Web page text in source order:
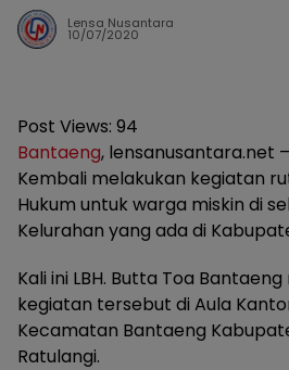
Lensa Nusantara
10/07/2020
Post Views: 94
Bantaeng, lensanusantara.net
Kembali melakukan kegiatan
Hukum untuk warga miskin di
Kelurahan yang ada di
Kali ini LBH. Butta Toa
kegiatan tersebut di Aula
Kecamatan Bantaeng
Ratulangi.